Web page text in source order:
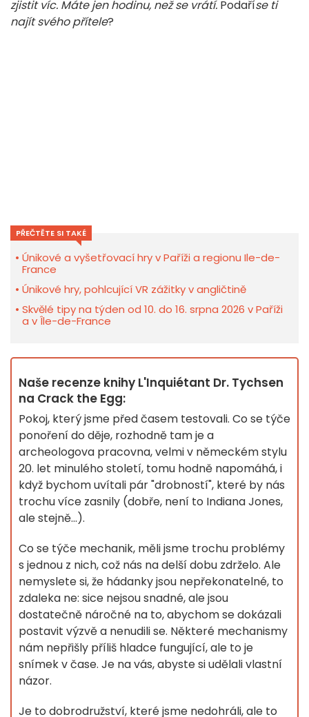
zjistit víc. Máte jen hodinu, než se vrátí. Podaříse ti
najít svého přítele?
PŘEČTĚTE SI TAKÉ
Únikové a vyšetřovací hry v Paříži a regionu Ile-de-
France
Únikové hry, pohlcující VR zážitky v angličtině
Skvělé tipy na týden od 10. do 16. srpna 2026 v Paříži
a v Île-de-France
Naše recenze knihy L'Inquiétant Dr. Tychsen
na Crack the Egg:
Pokoj, který jsme před časem testovali. Co se týče
ponoření do děje, rozhodně tam je a
archeologova pracovna, velmi v německém stylu
20. let minulého století, tomu hodně napomáhá, i
když bychom uvítali pár "drobností", které by nás
trochu více zasnily (dobře, není to Indiana Jones,
ale stejně...).
Co se týče mechanik, měli jsme trochu problémy
s jednou z nich, což nás na delší dobu zdrželo. Ale
nemyslete si, že hádanky jsou nepřekonatelné, to
zdaleka ne: sice nejsou snadné, ale jsou
dostatečně náročné na to, abychom se dokázali
postavit výzvě a nenudili se. Některé mechanismy
nám nepřišly příliš hladce fungující, ale to je
snímek v čase. Je na vás, abyste si udělali vlastní
názor.
Je to dobrodružství, které jsme nedohráli, ale to